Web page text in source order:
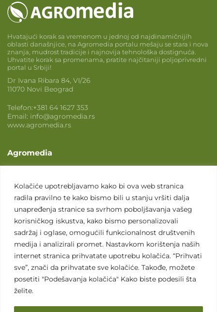
Kolačiće upotrebljavamo kako bi ova web stranica
radila pravilno te kako bismo bili u stanju vršiti dalja
unapređenja stranice sa svrhom poboljšavanja vašeg
korisničkog iskustva, kako bismo personalizovali
sadržaj i oglase, omogućili funkcionalnost društvenih
medija i analizirali promet. Nastavkom korištenja naših
internet stranica prihvatate upotrebu kolačića. “Prihvati
sve”, znači da prihvatate sve kolačiće. Takođe, možete
posetiti "Podešavanja kolačića" Kako biste podesili šta
želite.
Hvatajući korak sa vremenom u jednoj od najdinamičnijih
oblasti današnjice, na Agromedia portalu mešaju se stara i nova
znanja, mudrost tradicije i najnovija tehnološka dostignuća.
Uhvatite korak sa promenama, pratite najčitaniji poljoprivredni
portal u Srbiji!
Dr Ivana Ribara 84, VI/26
11070 Novi Beograd
Telefon:+381 64 1627 353
Email: info@agromedia.rs
www.agromedia.rs
Agromedia
Svet poljoprivrede
Marketing usluge
Tražimo saradnike
Kontakt
Kontakt